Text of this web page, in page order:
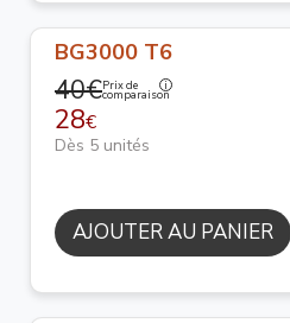
BG3000 T6
40€Prix de
comparaison
28€
Dès 5 unités
AJOUTER AU PANIER